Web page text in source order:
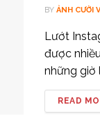
BY ẢNH CƯỜI
Lướt
được
những giờ
READ